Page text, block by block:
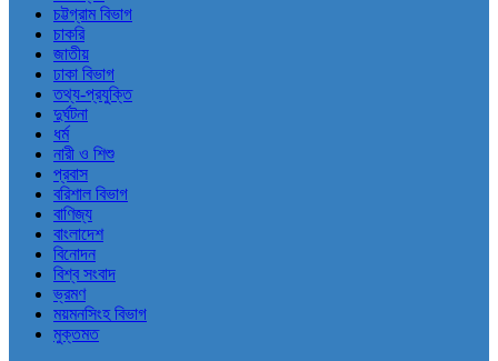
চট্টগ্রাম বিভাগ
চাকরি
জাতীয়
ঢাকা বিভাগ
তথ্য-প্রযুক্তি
দুর্ঘটনা
ধর্ম
নারী ও শিশু
প্রবাস
বরিশাল বিভাগ
বাণিজ্য
বাংলাদেশ
বিনোদন
বিশ্ব সংবাদ
ভ্রমণ
ময়মনসিংহ বিভাগ
মুক্তমত